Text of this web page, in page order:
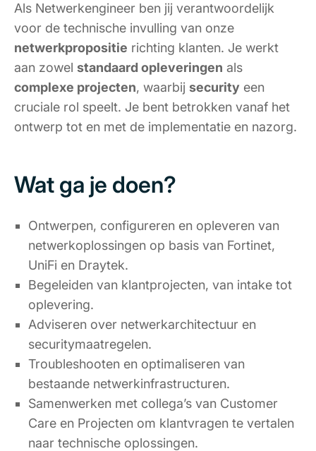
Als Netwerkengineer ben jij verantwoordelijk
voor de technische invulling van onze
netwerkpropositie richting klanten. Je werkt
aan zowel standaard opleveringen als
complexe projecten, waarbij security een
cruciale rol speelt. Je bent betrokken vanaf het
ontwerp tot en met de implementatie en nazorg.
Wat ga je doen?
Ontwerpen, configureren en opleveren van
netwerkoplossingen op basis van Fortinet,
UniFi en Draytek.
Begeleiden van klantprojecten, van intake tot
oplevering.
Adviseren over netwerkarchitectuur en
securitymaatregelen.
Troubleshooten en optimaliseren van
bestaande netwerkinfrastructuren.
Samenwerken met collega’s van Customer
Care en Projecten om klantvragen te vertalen
naar technische oplossingen.